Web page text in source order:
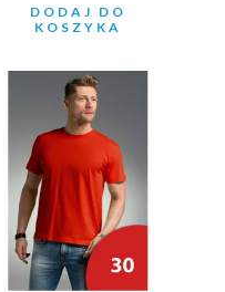
DODAJ DO
KOSZYKA
18.59zł